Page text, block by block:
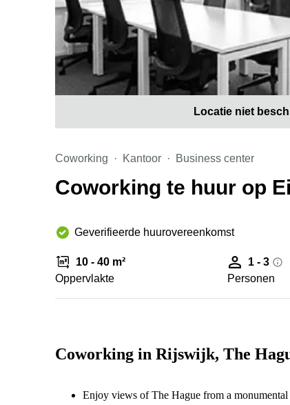
Locatie niet
Coworking Kantoor Business center
Coworking te huur op
Geverifieerde huurovereenkomst
10 - 40 m²
Oppervlakte
1 - 3
Personen
Coworking in Rijswijk, The
Enjoy views of The Hague from a